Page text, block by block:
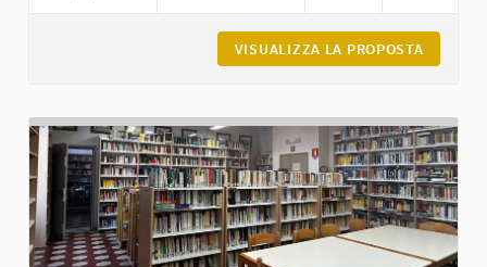
VISUALIZZA LA PROPOSTA